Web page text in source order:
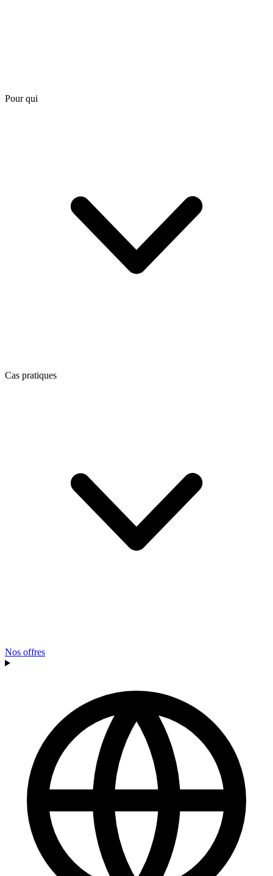
Pour qui
Cas pratiques
Nos offres